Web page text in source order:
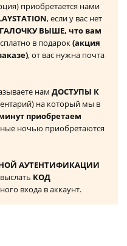
приобретается нами
, если у вас нет
ВЫШЕ, что вам
в подарок(акция
, от вас нужна почта
нам ДОСТУПЫ К
на который мы в
приобретаем
ночью приобретаются
АУТЕНТИФИКАЦИИ
КОД
входа в аккаунт.